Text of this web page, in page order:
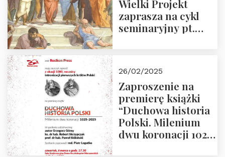
Wielki Projekt
zaprasza na cykl
seminaryjny pt.
26/02/2025
Zaproszenie na
premierę książki
“Duchowa historia
Polski. Milenium
dwu koronacji 1025-